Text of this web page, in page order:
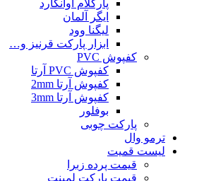
پارکلام آوانگارد
ایگر آلمان
لیگنا وود
ابزار پارکت قرنیز و…
کفپوش PVC
کفپوش PVC آرتا
کفپوش آرتا 2mm
کفپوش آرتا 3mm
بوفلور
پارکت چوبی
ترمو وال
لیست قمیت
قیمت پرده زبرا
قیمت پارکت لمینت